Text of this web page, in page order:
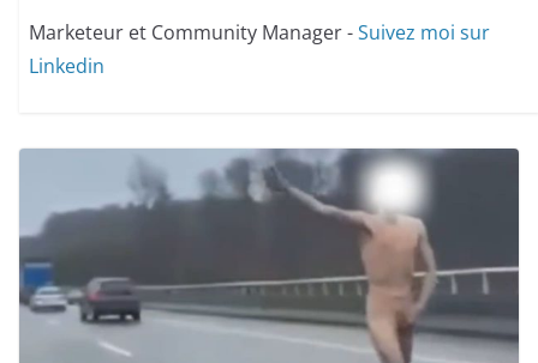
Marketeur et Community Manager -Suivez moi sur
Linkedin